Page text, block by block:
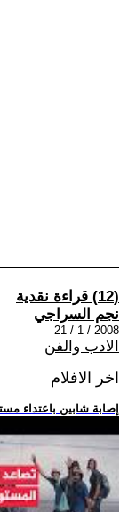
(12) قراءة نقدية
نجم السراجي
2008 / 1 / 21
الادب والفن
اخر الافلام
.. إصابة شابين باعتداء